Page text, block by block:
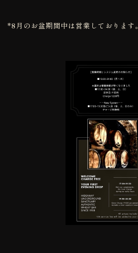
*8月のお盆期間中は営業しております。